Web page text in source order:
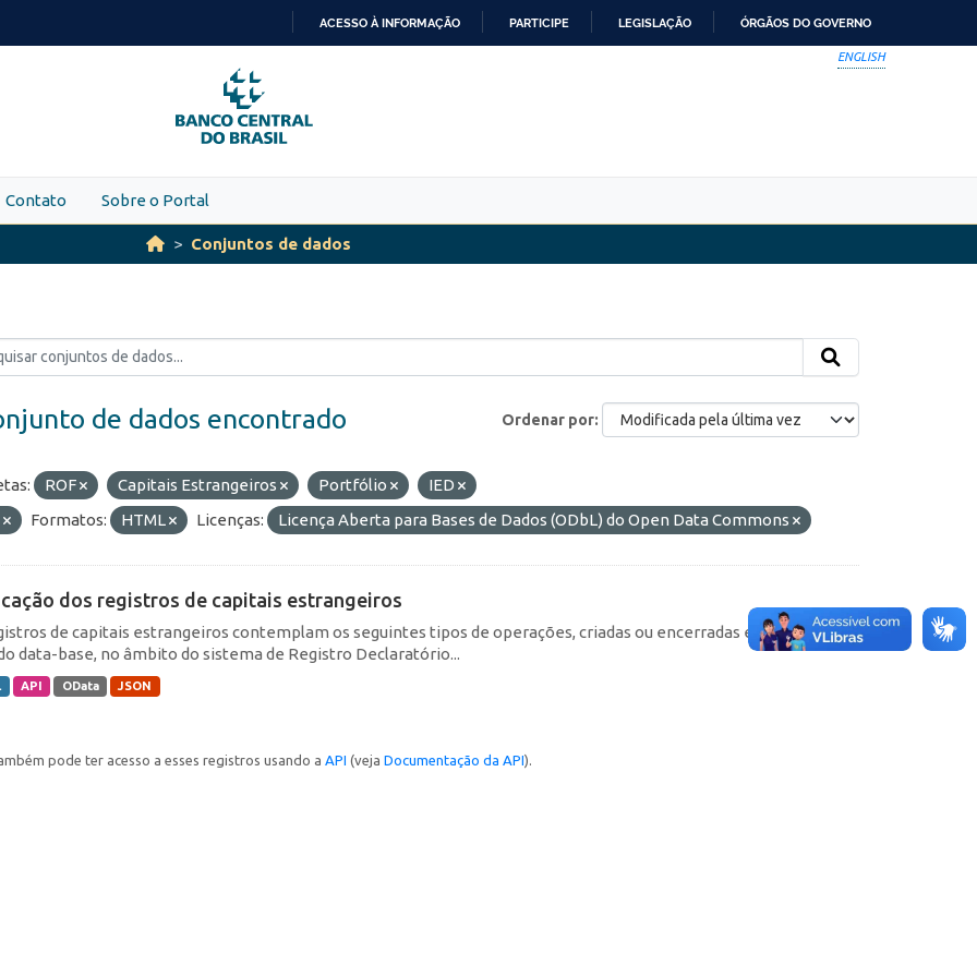
PARA
O
CONTEÚDO
ACESSO À INFORMAÇÃO PARTICIPE LEGISLAÇÃO ÓRGÃOS DO GOVERNO
ENGLISH
Contato Sobre o Portal
Conjuntos de dados
Ordenar por
de dados encontrado
ROF Capitais Estrangeiros Portfólio
IED
Formatos: HTML Licenças: Licença Aberta para Bases de Dados (ODbL) do Open Data Commons
dos registros de capitais estrangeiros
de capitais estrangeiros contemplam os seguintes tipos de operações, criadas ou encerradas em cada
data-base, no âmbito do sistema de Registro Declaratório...
API OData JSON
pode ter acesso a esses registros usando a API (veja Documentação da API).